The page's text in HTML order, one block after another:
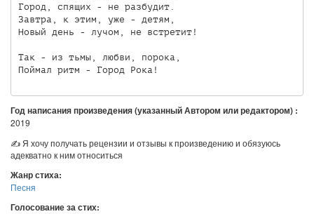
Город, спящих - не разбудит.
Завтра, к этим, уже - детям,
Новый день - лучом, не встретит!
Так - из тьмы, любви, порока,
Год написания произведения (указанный Автором или редактором) :
2019
✍ Я хочу получать рецензии и отзывы к произведению и обязуюсь
адекватно к ним относиться
Жанр стиха:
Песня
Голосование за стих: